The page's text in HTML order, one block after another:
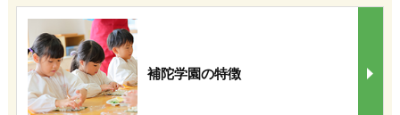
補陀学園の特徴